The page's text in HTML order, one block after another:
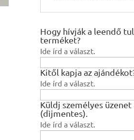
Hogy hívják a leendő
terméket?
Ide írd a választ.
Kitől kapja az
Ide írd a választ.
Küldj személyes üzenet
(dìjmentes).
Ide írd a választ.